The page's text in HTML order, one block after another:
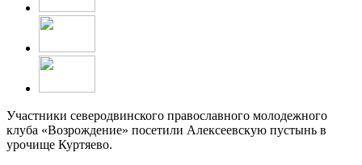
Участники северодвинского православного молодежного
клуба «Возрождение» посетили Алексеевскую пустынь в
урочище Куртяево.